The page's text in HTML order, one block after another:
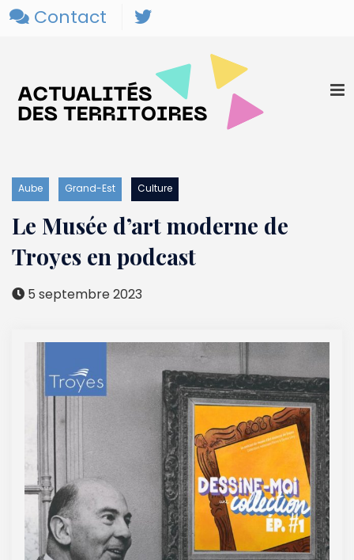
Contact
Aube Grand-Est Culture
Le Musée d’art moderne de
Troyes en podcast
5 septembre 2023